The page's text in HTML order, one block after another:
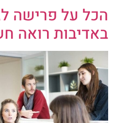
הכל על פרישה
באדיבות רואה